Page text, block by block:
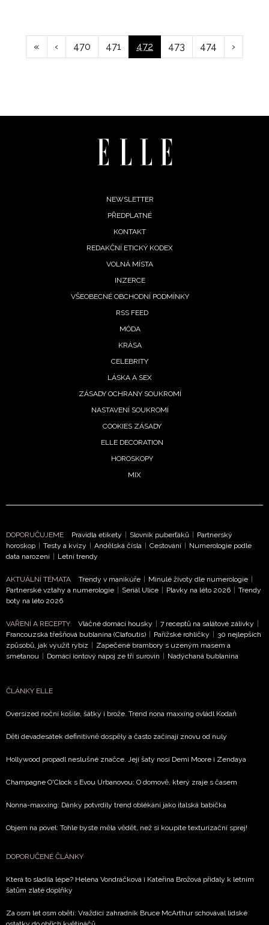
First
page
«
Předchozí
stránka
‹ Page
470 Page
471
Aktuální
stránka
472 Page
473 Page
474
stránka
›
NEWSLETTER
PŘEDPLATNÉ
KONTAKT
REDAKČNÍ ETICKÝ KODEX
VOLNÁ MÍSTA
INZERCE
VŠEOBECNÉ OBCHODNÍ PODMÍNKY
RSS FEED
MÓDA
KRÁSA
CELEBRITY
LÁSKA A SEX
ZÁSADY OCHRANY SOUKROMÍ
NASTAVENÍ SOUKROMÍ
COOKIES ZÁSADY
ELLE DECORATION
HOROSKOPY
MIX
DOPORUČUJEME Pravidla etikety Slovník puberťáků
Partnerský
horoskop
Testy a kvízy Andělská čísla Cestování
Numerologie podle
data narození
Letní trendy
AKTUÁLNÍ TÉMATA Trendy v manikúře Minulé životy dle numerologie
Partnerské vztahy a numerologie
Seriál Ulice Plavky na léto 2026
Trendy
boty na léto 2026
VAŘENÍ A RECEPTY Vláčné domácí housky 7 receptů na salátové zálivky
Francouzská třešňová bublanina (Clafoutis)
Pařížské rohlíčky
30 nejlepších
způsobů, jak využít rybíz
Zapečené brambory s uzeným masem a
smetanou
Domácí iontový nápoj ze tří surovin Nadýchaná bublanina
ČLÁNKY ELLE
Oversized noční košile, šátky i brože. Trend nona maxxing ovládl Kodaň
Děti devadesátek definitivně dospěly a často začínají znovu od nuly
Hollywood propadl neslušné značce. Její šaty nosí Demi Moore i Zendaya
Champagne O'Clock s Evou Urbanovou: O domově, který zraje s časem
Nonna-maxxing: Dánky potvrdily trend oblékání jako italská babička
Objem na povel: Tohle byste měla vědět, než si koupíte texturizační sprej!
DOPORUČENÉ ČLÁNKY
Která to sladila lépe? Helena Vondráčková i Kateřina Brožová přidaly k letním
šatům zlaté doplňky
Za osm let osm obětí: Vraždící zahradník Bruce McArthur schovával lidské